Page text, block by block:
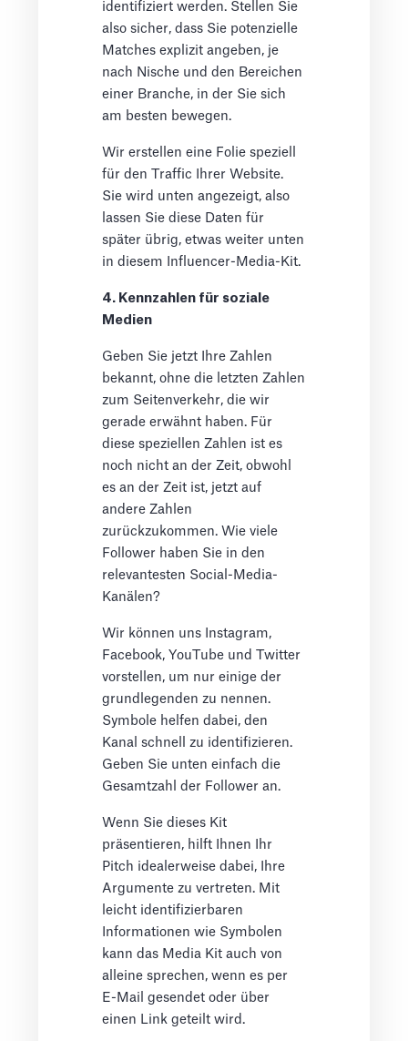
identifiziert werden. Stellen Sie
also sicher, dass Sie potenzielle
Matches explizit angeben, je
nach Nische und den Bereichen
einer Branche, in der Sie sich
am besten bewegen.
Wir erstellen eine Folie speziell
für den Traffic Ihrer Website.
Sie wird unten angezeigt, also
lassen Sie diese Daten für
später übrig, etwas weiter unten
in diesem Influencer-Media-Kit.
4. Kennzahlen für soziale
Medien
Geben Sie jetzt Ihre Zahlen
bekannt, ohne die letzten Zahlen
zum Seitenverkehr, die wir
gerade erwähnt haben. Für
diese speziellen Zahlen ist es
noch nicht an der Zeit, obwohl
es an der Zeit ist, jetzt auf
andere Zahlen
zurückzukommen. Wie viele
Follower haben Sie in den
relevantesten Social-Media-
Kanälen?
Wir können uns Instagram,
Facebook, YouTube und Twitter
vorstellen, um nur einige der
grundlegenden zu nennen.
Symbole helfen dabei, den
Kanal schnell zu identifizieren.
Geben Sie unten einfach die
Gesamtzahl der Follower an.
Wenn Sie dieses Kit
präsentieren, hilft Ihnen Ihr
Pitch idealerweise dabei, Ihre
Argumente zu vertreten. Mit
leicht identifizierbaren
Informationen wie Symbolen
kann das Media Kit auch von
alleine sprechen, wenn es per
E-Mail gesendet oder über
einen Link geteilt wird.